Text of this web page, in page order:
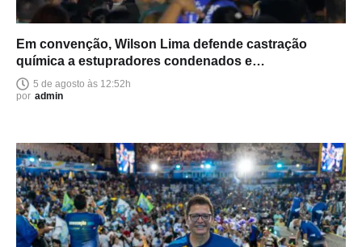
Em convenção, Wilson Lima defende castração
química a estupradores condenados e
endurecimento das leis
5 de agosto às 12:52h
por admin